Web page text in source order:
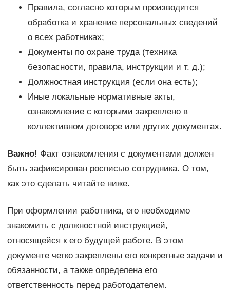
Правила, согласно которым производится
обработка и хранение персональных сведений
о всех работниках;
Документы по охране труда (техника
безопасности, правила, инструкции и т. д.);
Должностная инструкция (если она есть);
Иные локальные нормативные акты,
ознакомление с которыми закреплено в
коллективном договоре или других документах.
Важно! Факт ознакомления с документами должен
быть зафиксирован росписью сотрудника. О том,
как это сделать читайте ниже.
При оформлении работника, его необходимо
знакомить с должностной инструкцией,
относящейся к его будущей работе. В этом
документе четко закреплены его конкретные задачи и
обязанности, а также определена его
ответственность перед работодателем.